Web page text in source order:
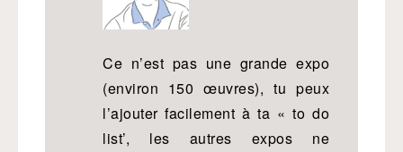
Ce n’est pas une grande expo
(environ 150 œuvres), tu peux
l’ajouter facilement à ta « to do
list’, les autres expos ne